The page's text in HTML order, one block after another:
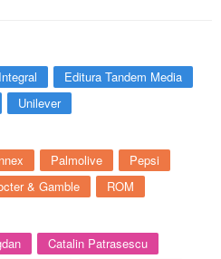
Editura Tandem Media
Unilever
Palmolive
Pepsi
& Gamble ROM
Catalin Patrasescu